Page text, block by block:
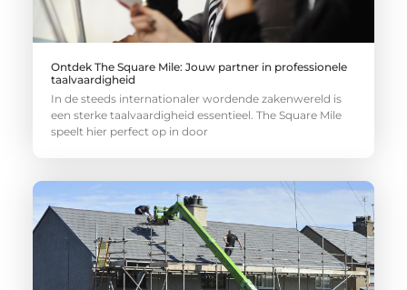
Ontdek The Square Mile: Jouw partner in professionele
taalvaardigheid
In de steeds internationaler wordende zakenwereld is
een sterke taalvaardigheid essentieel. The Square Mile
speelt hier perfect op in door